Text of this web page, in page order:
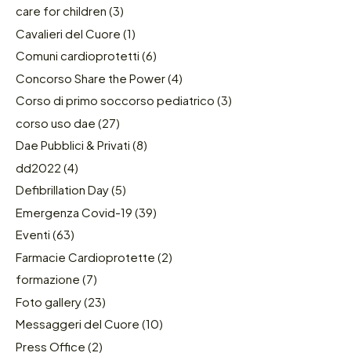
care for children (3)
Cavalieri del Cuore (1)
Comuni cardioprotetti (6)
Concorso Share the Power(4)
Corso di primo soccorso pediatrico (3)
corso uso dae (27)
Dae Pubblici & Privati (8)
dd2022 (4)
Defibrillation Day(5)
Emergenza Covid-19 (39)
Eventi (63)
Farmacie Cardioprotette (2)
formazione (7)
Foto gallery(23)
Messaggeri del Cuore (10)
Press Office (2)